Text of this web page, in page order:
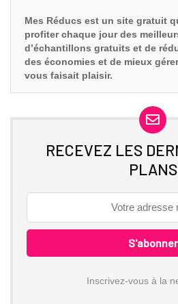
Mes Réducs est un site gratuit
profiter chaque jour des
d’échantillons gratuits et de
des économies et de mieux
vous faisait plaisir.
RECEVEZ LES
PLANS
Inscrivez-vous à la